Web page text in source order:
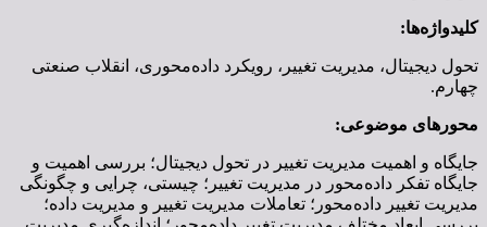
کلیدواژه‌ها:
تحول دیجیتال، مدیریت تغییر، رویکرد داده‌محوری، انقلاب صنعتی
چهارم.
محورهای موضوعی:
جایگاه و اهمیت مدیریت تغییر در تحول دیجیتال؛ بررسی اهمیت و
جایگاه تفکر داده‌محور در مدیریت تغییر؛ چیستی، چرایی و چگونگی
مدیریت تغییر داده‌محور؛ تعاملات مدیریت تغییر و مدیریت داده؛